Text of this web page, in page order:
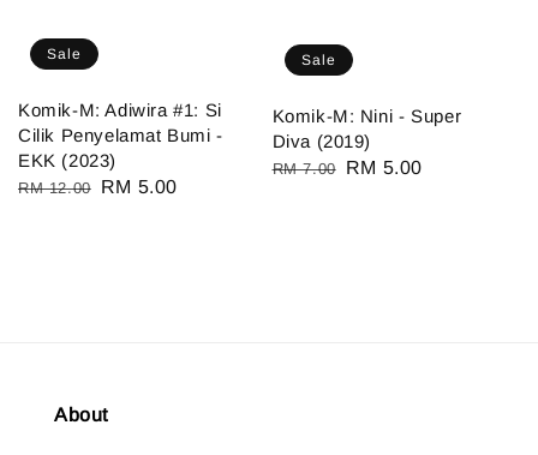
Sale
Komik-M: Adiwira #1: Si
Cilik Penyelamat Bumi -
EKK (2023)
Regular
RM 12.00
Sale
RM 5.00
Sale
Komik-M: Nini - Super
Diva (2019)
Regular
RM 7.00
Sale
RM 5.00
About